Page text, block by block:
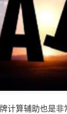
计算辅助也是